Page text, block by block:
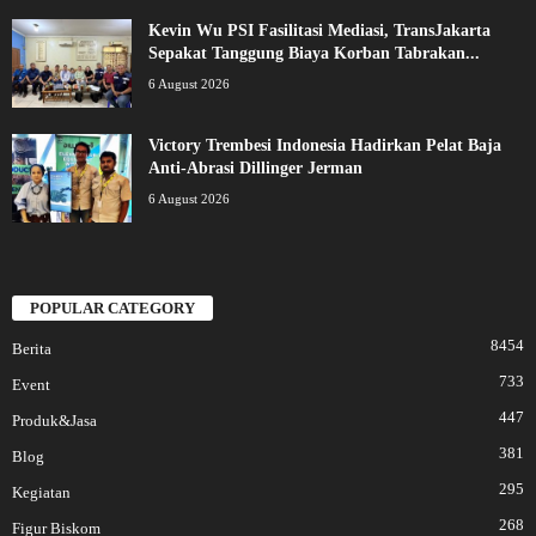
Kevin Wu PSI Fasilitasi Mediasi, TransJakarta
Sepakat Tanggung Biaya Korban Tabrakan...
6 August 2026
Victory Trembesi Indonesia Hadirkan Pelat Baja
Anti-Abrasi Dillinger Jerman
6 August 2026
POPULAR CATEGORY
Berita 8454
Event 733
Produk&Jasa 447
Blog 381
Kegiatan 295
Figur Biskom 268